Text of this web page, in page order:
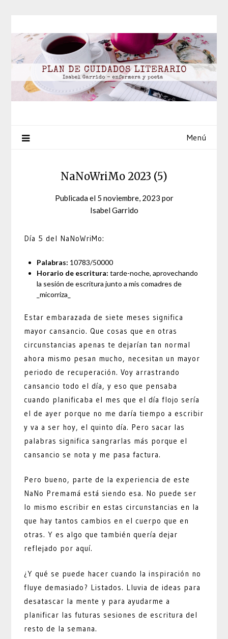
contenido
Menú
NaNoWriMo 2023 (5)
Publicada el 5 noviembre, 2023 por
Isabel Garrido
Día 5 del NaNoWriMo:
Palabras: 10783/50000
Horario de escritura: tarde-noche, aprovechando
la sesión de escritura junto a mis comadres de
_micorriza_
Estar embarazada de siete meses significa
mayor cansancio. Que cosas que en otras
circunstancias apenas te dejarían tan normal
ahora mismo pesan mucho, necesitan un mayor
periodo de recuperación. Voy arrastrando
cansancio todo el día, y eso que pensaba
cuando planificaba el mes que el día flojo sería
el de ayer porque no me daría tiempo a escribir
y va a ser hoy, el quinto día. Pero sacar las
palabras significa sangrarlas más porque el
cansancio se nota y me pasa factura.
Pero bueno, parte de la experiencia de este
NaNo Premamá está siendo esa. No puede ser
lo mismo escribir en estas circunstancias en la
que hay tantos cambios en el cuerpo que en
otras. Y es algo que también quería dejar
reflejado por aquí.
¿Y qué se puede hacer cuando la inspiración no
fluye demasiado? Listados. Lluvia de ideas para
desatascar la mente y para ayudarme a
planificar las futuras sesiones de escritura del
resto de la semana.